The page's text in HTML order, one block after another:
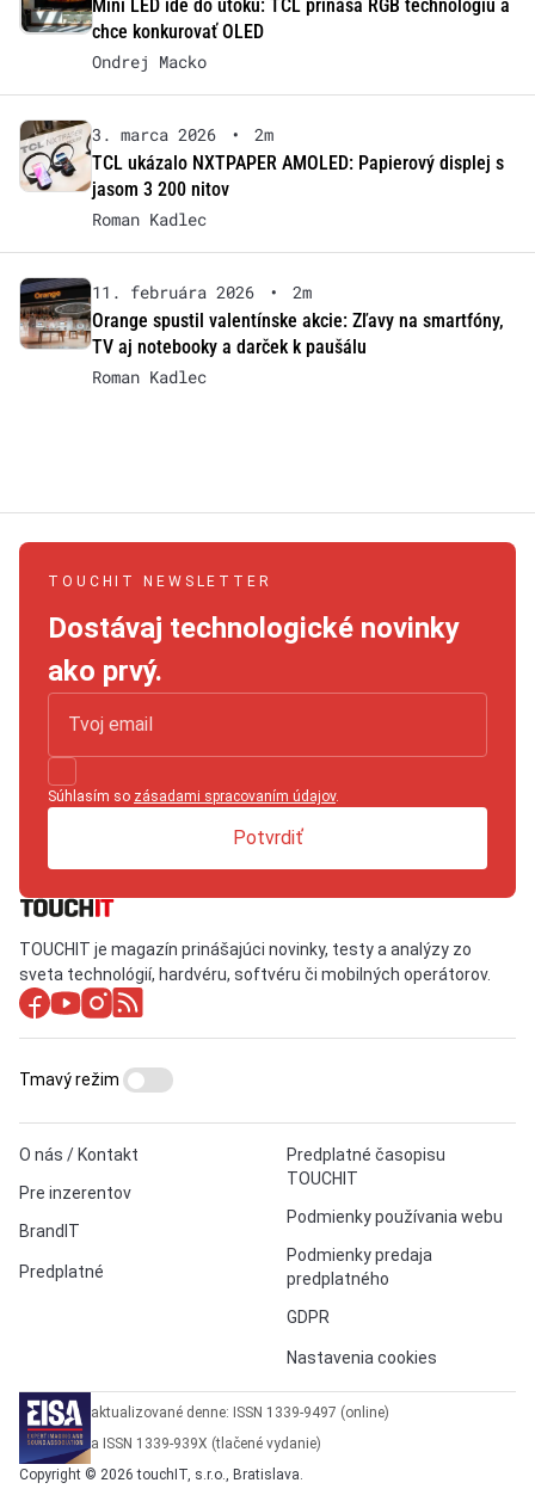
Mini LED ide do útoku: TCL prináša RGB technológiu a
chce konkurovať OLED
Ondrej Macko
3. marca 2026 •
2m
TCL ukázalo NXTPAPER AMOLED: Papierový displej s
jasom 3 200 nitov
Roman Kadlec
11. februára 2026 •
2m
Orange spustil valentínske akcie: Zľavy na smartfóny,
TV aj notebooky a darček k paušálu
Roman Kadlec
TOUCHIT NEWSLETTER
Dostávaj technologické novinky
ako prvý.
Súhlasím so zásadami spracovaním údajov.
Potvrdiť
TOUCHIT je magazín prinášajúci novinky, testy a analýzy zo
sveta technológií, hardvéru, softvéru či mobilných operátorov.
O nás / Kontakt
Pre inzerentov
BrandIT
Predplatné
Predplatné časopisu
TOUCHIT
Podmienky používania webu
Podmienky predaja
predplatného
GDPR
Nastavenia cookies
Tmavý režim
aktualizované denne: ISSN 1339-9497 (online)
a ISSN 1339-939X (tlačené vydanie)
Copyright © 2026 touchIT, s.r.o., Bratislava.